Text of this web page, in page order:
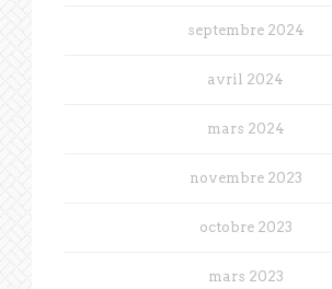
septembre 2024
avril 2024
mars 2024
novembre 2023
octobre 2023
mars 2023